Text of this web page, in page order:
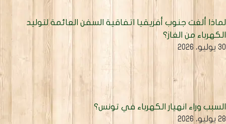
ألغت جنوب أفريقيا اتفاقية السفن العائمة لتوليد
من الغاز؟
2026
وراء انهيار الكهرباء في تونس؟
2026